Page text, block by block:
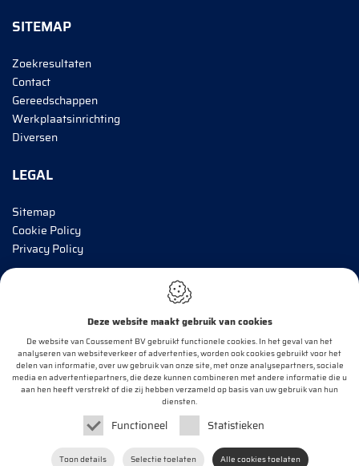
SITEMAP
Zoekresultaten
Contact
Gereedschappen
Werkplaatsinrichting
Diversen
LEGAL
Sitemap
Cookie Policy
Privacy Policy
BRENG MIJ OP DE HOOGTE!
E-mail*
OK
IDcreation2020
Deze website maakt gebruik van cookies
De website van Coussement BV gebruikt functionele cookies. In het geval van het
analyseren van websiteverkeer of advertenties, worden ook cookies gebruikt voor het
delen van informatie, over uw gebruik van onze site, met onze analysepartners, sociale
media en advertentiepartners, die deze kunnen combineren met andere informatie die u
aan hen heeft verstrekt of die zij hebben verzameld op basis van uw gebruik van hun
diensten.
Functioneel Statistieken
Toon details Selectie toelaten Alle cookies toelaten